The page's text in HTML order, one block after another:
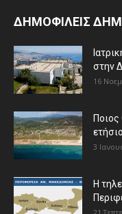
ΔΗΜΟΦΙΛΕΙΣ
στην
16
Ποιος
3
Η